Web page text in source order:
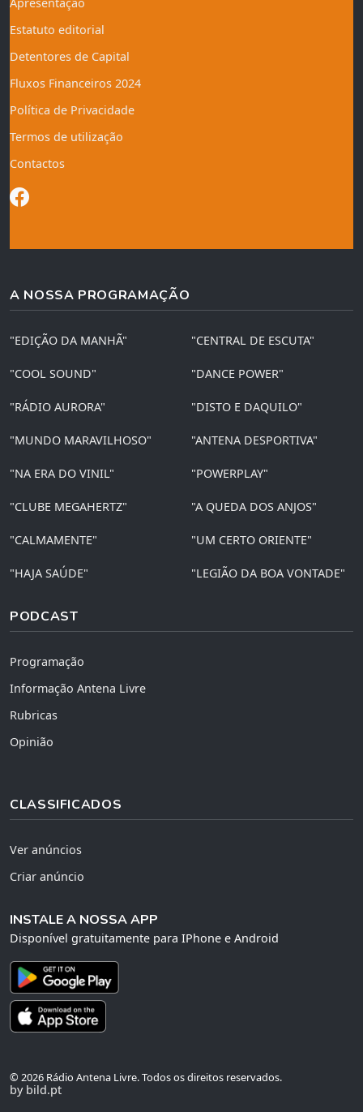
Estatuto editorial
Detentores de Capital
Fluxos Financeiros 2024
Política de Privacidade
Termos de utilização
Contactos
A NOSSA PROGRAMAÇÃO
"EDIÇÃO DA MANHÃ" "CENTRAL DE ESCUTA"
"COOL SOUND" "DANCE POWER"
"RÁDIO AURORA" "DISTO E DAQUILO"
"MUNDO MARAVILHOSO" "ANTENA DESPORTIVA"
"NA ERA DO VINIL" "POWERPLAY"
"CLUBE MEGAHERTZ" "A QUEDA DOS ANJOS"
"CALMAMENTE" "UM CERTO ORIENTE"
"HAJA SAÚDE" "LEGIÃO DA BOA VONTADE"
PODCAST
Programação
Informação Antena Livre
Rubricas
Opinião
CLASSIFICADOS
Ver anúncios
Criar anúncio
INSTALE A NOSSA APP
Disponível gratuitamente para IPhone e Android
© 2026 Rádio Antena Livre. Todos os direitos reservados.
by bild.pt